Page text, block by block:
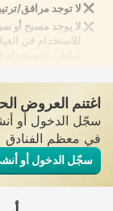
لا توجد مرافق/
لا يوجد مسبح أو
للاستخدام في
شاطئ للاستخدام
اغتنم العروض
سجّل الدخول أو
في معظم الفنادق
سجّل الدخول أو